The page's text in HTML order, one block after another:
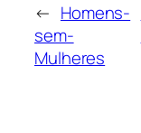
← Homens-
sem-
Mulheres